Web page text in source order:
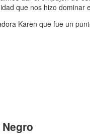
que nos hizo dominar
Karen que fue un